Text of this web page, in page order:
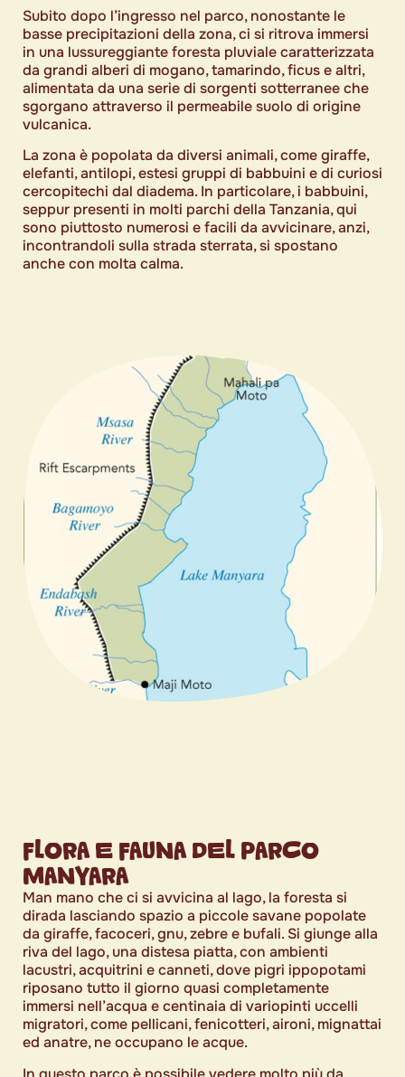
Subito dopo l’ingresso nel parco, nonostante le
basse precipitazioni della zona, ci si ritrova immersi
in una lussureggiante foresta pluviale caratterizzata
da grandi alberi di mogano, tamarindo, ficus e altri,
alimentata da una serie di sorgenti sotterranee che
sgorgano attraverso il permeabile suolo di origine
vulcanica.
La zona è popolata da diversi animali, come giraffe,
elefanti, antilopi, estesi gruppi di babbuini e di curiosi
cercopitechi dal diadema. In particolare, i babbuini,
seppur presenti in molti parchi della Tanzania, qui
sono piuttosto numerosi e facili da avvicinare, anzi,
incontrandoli sulla strada sterrata, si spostano
anche con molta calma.
FLORA E FAUNA DEL PARCO
MANYARA
Man mano che ci si avvicina al lago, la foresta si
dirada lasciando spazio a piccole savane popolate
da giraffe, facoceri, gnu, zebre e bufali. Si giunge alla
riva del lago, una distesa piatta, con ambienti
lacustri, acquitrini e canneti, dove pigri ippopotami
riposano tutto il giorno quasi completamente
immersi nell’acqua e centinaia di variopinti uccelli
migratori, come pellicani, fenicotteri, aironi, mignattai
ed anatre, ne occupano le acque.